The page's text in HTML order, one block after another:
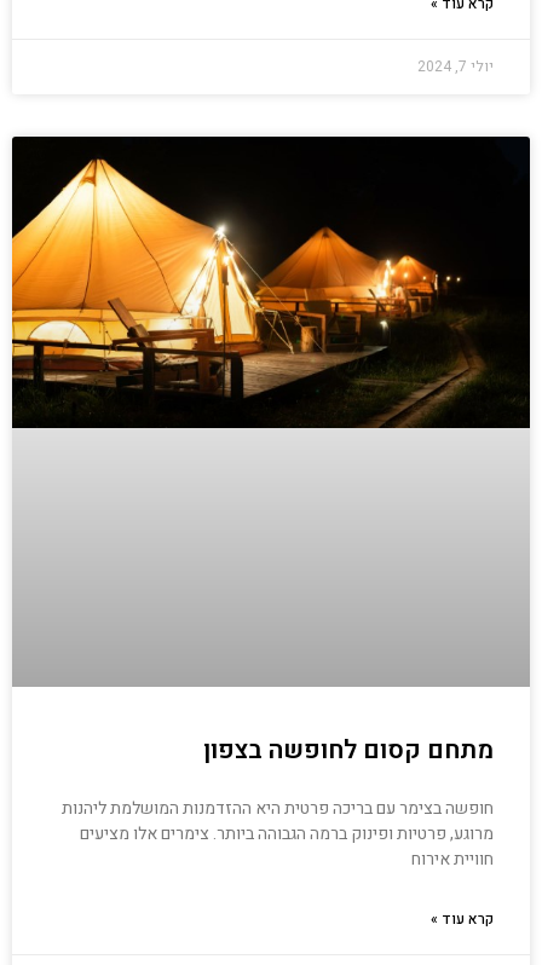
יולי 7, 2024
מתחם קסום לחופשה בצפון
חופשה בצימר עם בריכה פרטית היא ההזדמנות המושלמת ליהנות
מרוגע, פרטיות ופינוק ברמה הגבוהה ביותר. צימרים אלו מציעים
חוויית אירוח
קרא עוד »